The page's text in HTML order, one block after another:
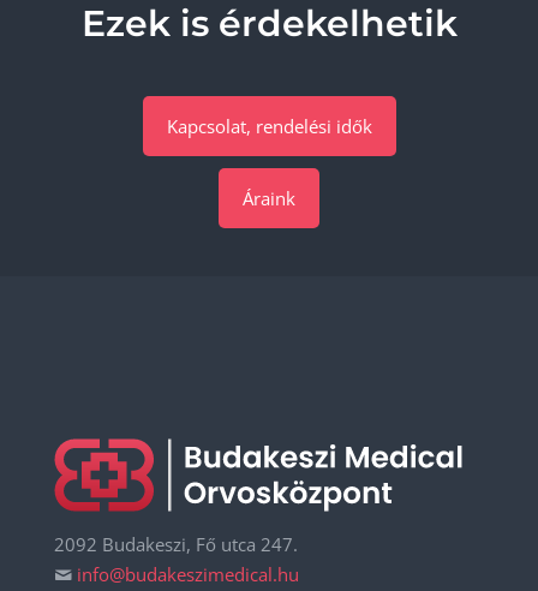
Ezek is érdekelhetik
Kapcsolat, rendelési idők
Áraink
2092 Budakeszi, Fő utca 247.
info@budakeszimedical.hu